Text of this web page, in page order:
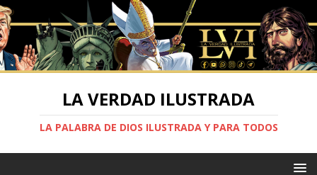
LA VERDAD ILUSTRADA
LA PALABRA DE DIOS ILUSTRADA Y PARA TODOS